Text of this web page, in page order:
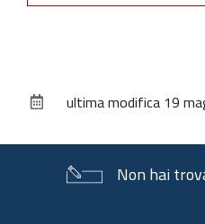
documentoultima modifica 19
Non hai